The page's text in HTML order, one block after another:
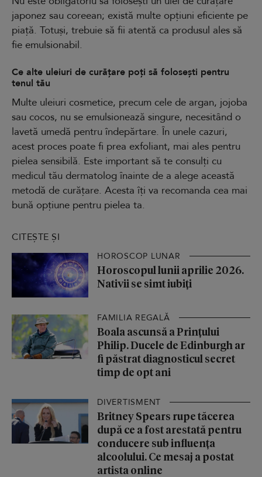
japonez sau coreean; există multe opțiuni eficiente pe
piață. Totuși, trebuie să fii atentă ca produsul ales să
fie emulsionabil.
Ce alte uleiuri de curățare poți să folosești pentru
tenul tău
Multe uleiuri cosmetice, precum cele de argan, jojoba
sau cocos, nu se emulsionează singure, necesitând o
lavetă umedă pentru îndepărtare. În unele cazuri,
acest proces poate fi prea exfoliant, mai ales pentru
pielea sensibilă. Este important să te consulți cu
medicul tău dermatolog înainte de a alege această
metodă de curățare. Acesta îți va recomanda cea mai
bună opțiune pentru pielea ta.
CITEȘTE ȘI
HOROSCOP LUNAR
Horoscopul lunii aprilie 2026.
Nativii se simt iubiți
FAMILIA REGALĂ
Boala ascunsă a Prințului
Philip. Ducele de Edinburgh ar
fi păstrat diagnosticul secret
timp de opt ani
DIVERTISMENT
Britney Spears rupe tăcerea
după ce a fost arestată pentru
conducere sub influența
alcoolului. Ce mesaj a postat
artista online